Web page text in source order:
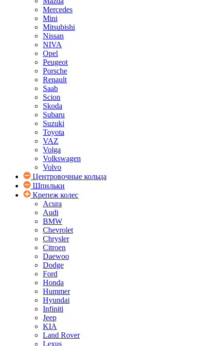
Mercedes
Mini
Mitsubishi
Nissan
NIVA
Opel
Peugeot
Porsche
Renault
Saab
Scion
Skoda
Subaru
Suzuki
Toyota
VAZ
Volga
Volkswagen
Volvo
Центровочные кольца
Шпильки
Крепеж колес
Acura
Audi
BMW
Chevrolet
Chrysler
Citroen
Daewoo
Dodge
Ford
Honda
Hummer
Hyundai
Infiniti
Jeep
KIA
Land Rover
Lexus